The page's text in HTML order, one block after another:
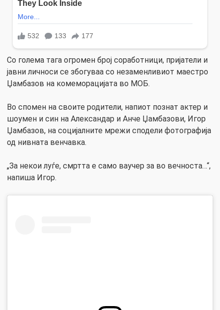
Со голема тага огромен број соработници, пријатели и
јавни личноси се збогуваа со незаменливиот маестро
Џамбазов на комеморацијата во МОБ.
Во спомен на своите родители, напиот познат актер и
шоумен и син на Александар и Анче Џамбазови, Игор
Џамбазов, на социјалните мрежи сподели фотографија
од нивната венчавка.
„За некои луѓе, смртта е само ваучер за во вечноста…“,
напиша Игор.